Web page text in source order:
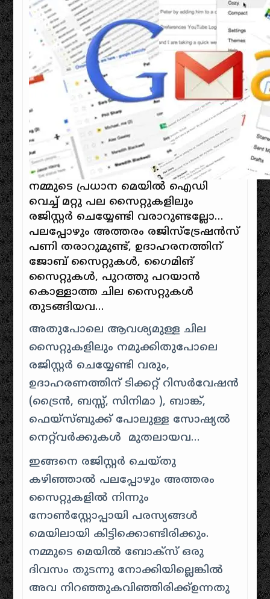
നമ്മുടെ പ്രധാന മെയിൽ ഐഡി
വെച്ച് മറ്റു പല സൈറ്റുകളിലും
രജിസ്റ്റർ ചെയ്യേണ്ടി വരാറുണ്ടല്ലോ…
പലപ്പോഴും അത്തരം രജിസ്‌ട്രേഷൻസ്
പണി തരാറുമുണ്ട്, ഉദാഹരനത്തിന്
ജോബ്‌ സൈറ്റുകൾ, ഗൈമിങ്
സൈറ്റുകൾ, പുറത്തു പറയാൻ
കൊള്ളാത്ത ചില സൈറ്റുകൾ
തുടങ്ങിയവ…
അതുപോലെ ആവശ്യമുള്ള ചില
സൈറ്റുകളിലും നമുക്കിതുപോലെ
രജിസ്റ്റർ ചെയ്യേണ്ടി വരും,
ഉദാഹരണത്തിന് ടിക്കറ്റ് റിസർവേഷൻ
(ട്രൈൻ, ബസ്സ്, സിനിമാ ), ബാങ്ക്,
ഫെയ്സ്‌ബുക്ക് പോലുള്ള സോഷ്യൽ
നെറ്റ്‌വർക്കുകൾ മുതലായവ…
ഇങ്ങനെ രജിസ്റ്റർ ചെയ്തു
കഴിഞ്ഞാൽ പലപ്പോഴും അത്തരം
സൈറ്റുകളിൽ നിന്നും
നോൺസ്റ്റോപ്പായി പരസ്യങ്ങൾ
മെയിലായി കിട്ടിക്കൊണ്ടിരിക്കും.
നമ്മുടെ മെയിൽ ബോക്സ് ഒരു
ദിവസം തുടന്നു നോക്കിയില്ലെങ്കിൽ
അവ നിറഞ്ഞുകവിഞ്ഞിരിക്ക്ഉന്നതു